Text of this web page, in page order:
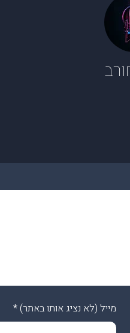
מייל (לא נציג אותו באתר) *